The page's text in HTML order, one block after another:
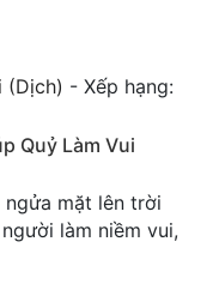
(Dịch) - Xếp hạng:
Quỷ Làm Vui
ngửa mặt lên trời
làm niềm vui,